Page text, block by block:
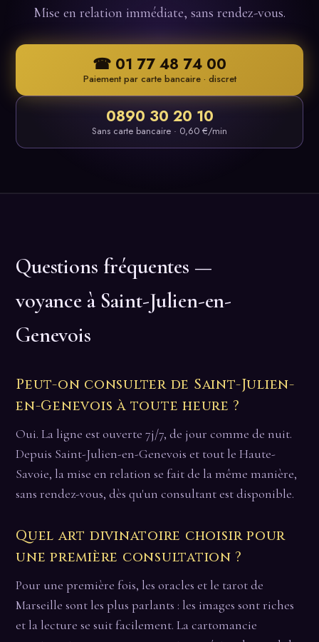
Mise en relation immédiate, sans rendez-vous.
☎ 01 77 48 74 00
Paiement par carte bancaire · discret
0890 30 20 10
Sans carte bancaire · 0,60 €/min
Questions fréquentes —
voyance à Saint-Julien-en-
Genevois
Peut-on consulter de Saint-Julien-
en-Genevois à toute heure ?
Oui. La ligne est ouverte 7j/7, de jour comme de nuit.
Depuis Saint-Julien-en-Genevois et tout le Haute-
Savoie, la mise en relation se fait de la même manière,
sans rendez-vous, dès qu'un consultant est disponible.
Quel art divinatoire choisir pour
une première consultation ?
Pour une première fois, les oracles et le tarot de
Marseille sont les plus parlants : les images sont riches
et la lecture se suit facilement. La cartomancie